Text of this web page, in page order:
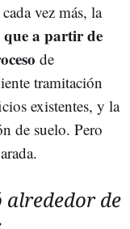
vez más, la
a partir de
de
tramitación
existentes, y la
de suelo. Pero
de